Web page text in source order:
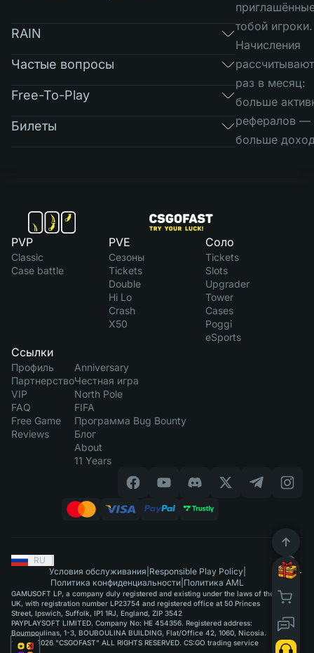
RAIN
Частые вопросы
Free-To-Play
Билеты
тобой игроки.
Начисления
раз в месяц:
больше
рефералов —
больше
PVP
Classic
Case battle
PVE
Сезоны
Tickets
Double
Hi Lo
Crash
X50
Соло
Tickets
Slots
Upgrader
Tower
Cases
Poggi
eSports
Ссылки
Профиль
Партнерство
VIP
FAQ
Free Game
Reviews
Anniversary
Честная игра
North Pole
FIFA
Программа Bug Bounty
Блог
About
11 Years
RU
Условия обслуживания Responsible Play Policy|
Политика конфиденциальности Политика AML
GAMUSOFT LP, a company duly registered and existing under the laws of the
UK, with registration number LP23754 and registered office at 50 Princes
Street, Ipswich, Suffolk, IP1 1RJ, England, ZIP 3542
PAYPLAYSOFT LIMITED. Company No: HE 454356. Registered address:
Boumpoulinas, 1-3, BOUBOULINA BUILDING, Flat/Office 42, 1060, Nicosia.
©2015-2026 "CSGOFAST" ALL RIGHTS RESERVED. CS:GO trading service